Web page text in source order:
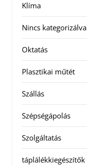
Klíma
Nincs kategorizálva
Oktatás
Plasztikai műtét
Szállás
Szépségápolás
Szolgáltatás
táplálékkiegészítők